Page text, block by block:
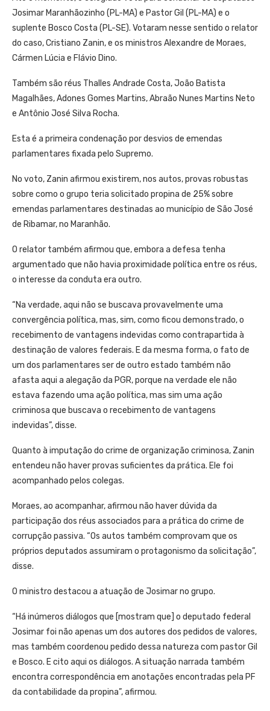
Josimar Maranhãozinho (PL-MA) e Pastor Gil (PL-MA) e o
suplente Bosco Costa (PL-SE). Votaram nesse sentido o relator
do caso, Cristiano Zanin, e os ministros Alexandre de Moraes,
Cármen Lúcia e Flávio Dino.
Também são réus Thalles Andrade Costa, João Batista
Magalhães, Adones Gomes Martins, Abraão Nunes Martins Neto
e Antônio José Silva Rocha.
Esta é a primeira condenação por desvios de emendas
parlamentares fixada pelo Supremo.
No voto, Zanin afirmou existirem, nos autos, provas robustas
sobre como o grupo teria solicitado propina de 25% sobre
emendas parlamentares destinadas ao município de São José
de Ribamar, no Maranhão.
O relator também afirmou que, embora a defesa tenha
argumentado que não havia proximidade política entre os réus,
o interesse da conduta era outro.
“Na verdade, aqui não se buscava provavelmente uma
convergência política, mas, sim, como ficou demonstrado, o
recebimento de vantagens indevidas como contrapartida à
destinação de valores federais. E da mesma forma, o fato de
um dos parlamentares ser de outro estado também não
afasta aqui a alegação da PGR, porque na verdade ele não
estava fazendo uma ação política, mas sim uma ação
criminosa que buscava o recebimento de vantagens
indevidas”, disse.
Quanto à imputação do crime de organização criminosa, Zanin
entendeu não haver provas suficientes da prática. Ele foi
acompanhado pelos colegas.
Moraes, ao acompanhar, afirmou não haver dúvida da
participação dos réus associados para a prática do crime de
corrupção passiva. “Os autos também comprovam que os
próprios deputados assumiram o protagonismo da solicitação”,
disse.
O ministro destacou a atuação de Josimar no grupo.
“Há inúmeros diálogos que [mostram que] o deputado federal
Josimar foi não apenas um dos autores dos pedidos de valores,
mas também coordenou pedido dessa natureza com pastor Gil
e Bosco. E cito aqui os diálogos. A situação narrada também
encontra correspondência em anotações encontradas pela PF
da contabilidade da propina”, afirmou.